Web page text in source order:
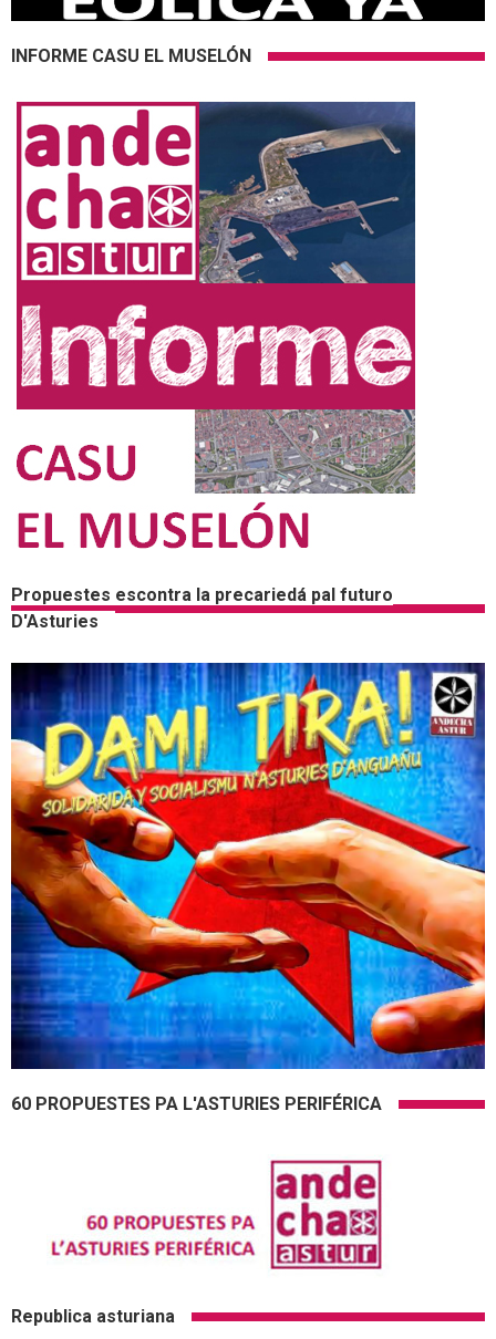
INFORME CASU EL MUSELÓN
Propuestes escontra la precariedá pal futuro
D'Asturies
60 PROPUESTES PA L'ASTURIES PERIFÉRICA
Republica asturiana